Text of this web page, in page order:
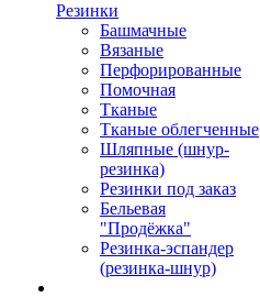
Резинки
Башмачные
Вязаные
Перфорированные
Помочная
Тканые
Тканые облегченные
Шляпные (шнур-
резинка)
Резинки под заказ
Бельевая
"Продёжка"
Резинка-эспандер
(резинка-шнур)